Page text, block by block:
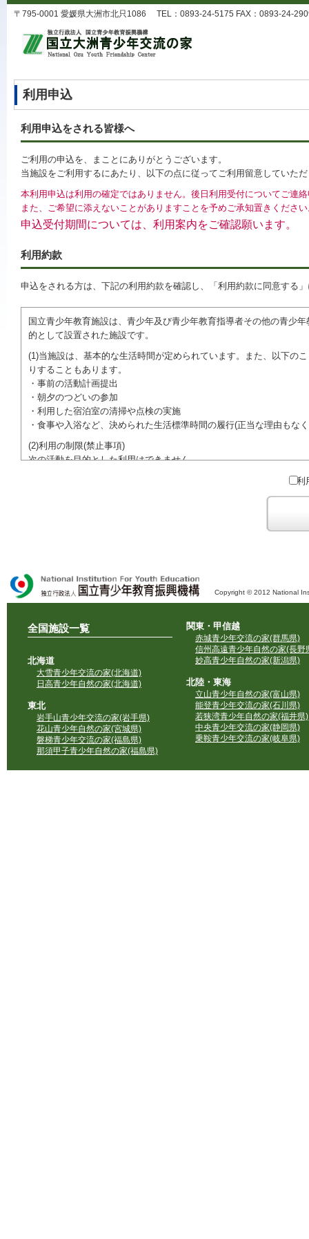
〒795-0001 愛媛県大洲市北只1086 TEL：0893-24-5175 FAX：0893-24-
利用申込
利用申込をされる皆様へ
ご利用の申込を、まことにありがとうございます。
当施設をご利用するにあたり、以下の点に従ってご利用留意していた
本利用申込は利用の確定ではありません。後日利用受付についてご連
また、ご希望に添えないことがありますことを予めご承知置きくださ
申込受付期間については、利用案内をご確認願います。
利用約款
申込をされる方は、下記の利用約款を確認し、「利用約款に同意する
国立青少年教育施設は、青少年及び青少年教育指導者その他の青少
的として設置された施設です。
(1)当施設は、基本的な生活時間が定められています。また、以下の
りすることもあります。
・事前の活動計画提出
・朝夕のつどいの参加
・利用した宿泊室の清掃や点検の実施
・食事や入浴など、決められた生活標準時間の履行(正当な理由も
(2)利用の制限(禁止事項)
次の活動を目的とした利用はできません。
●特定の政党を支持、またはこれに反対するための政治教育その他の
●特定の宗教を支持、またはこれに反対するための宗教教育その他
域での勧誘活動を行ったり、自らの団体の活動をアピールする活動等)
利
Copyright © 2012 National
全国施設一覧
北海道
大雪青少年交流の家(北海道)
日高青少年自然の家(北海道)
東北
岩手山青少年交流の家(岩手県)
花山青少年自然の家(宮城県)
磐梯青少年交流の家(福島県)
那須甲子青少年自然の家(福島県)
関東・甲信越
赤城青少年交流の家(群馬県)
信州高遠青少年自然の家(長野
妙高青少年自然の家(新潟県)
北陸・東海
立山青少年自然の家(富山県)
能登青少年交流の家(石川県)
若狭湾青少年自然の家(福井県)
中央青少年交流の家(静岡県)
乗鞍青少年交流の家(岐阜県)